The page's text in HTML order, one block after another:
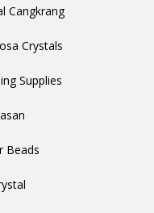
Cangkrang
Crystals
Supplies
Beads